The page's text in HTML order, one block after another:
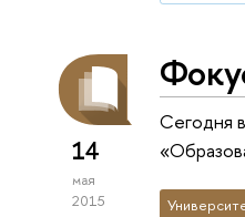
14
мая
2015
Сегодня